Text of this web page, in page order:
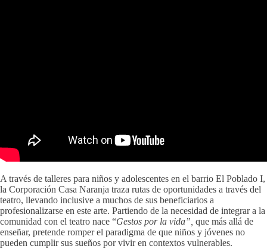
A través de talleres para niños y adolescentes en el barrio El Poblado I,
la Corporación Casa Naranja traza rutas de oportunidades a través del
teatro, llevando inclusive a muchos de sus beneficiarios a
profesionalizarse en este arte. Partiendo de la necesidad de integrar a la
comunidad con el teatro nace “Gestos por la vida”, que más allá de
enseñar, pretende romper el paradigma de que niños y jóvenes no
pueden cumplir sus sueños por vivir en contextos vulnerables.